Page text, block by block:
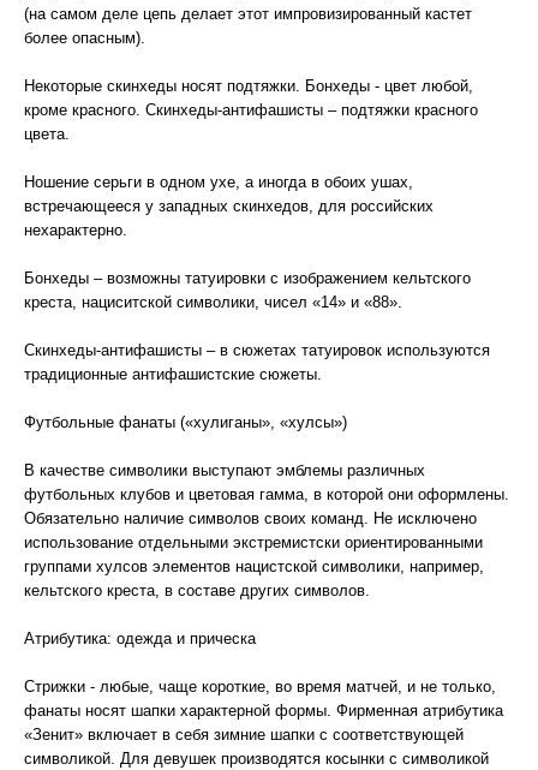
(на самом деле цепь делает этот импровизированный кастет
более опасным).
Некоторые скинхеды носят подтяжки. Бонхеды - цвет любой,
кроме красного. Скинхеды-антифашисты – подтяжки красного
цвета.
Ношение серьги в одном ухе, а иногда в обоих ушах,
встречающееся у западных скинхедов, для российских
нехарактерно.
Бонхеды – возможны татуировки с изображением кельтского
креста, нациситской символики, чисел «14» и «88».
Скинхеды-антифашисты – в сюжетах татуировок используются
традиционные антифашистские сюжеты.
Футбольные фанаты («хулиганы», «хулсы»)
В качестве символики выступают эмблемы различных
футбольных клубов и цветовая гамма, в которой они оформлены.
Обязательно наличие символов своих команд. Не исключено
использование отдельными экстремистски ориентированными
группами хулсов элементов нацистской символики, например,
кельтского креста, в составе других символов.
Атрибутика: одежда и прическа
Стрижки - любые, чаще короткие, во время матчей, и не только,
фанаты носят шапки характерной формы. Фирменная атрибутика
«Зенит» включает в себя зимние шапки с соответствующей
символикой. Для девушек производятся косынки с символикой